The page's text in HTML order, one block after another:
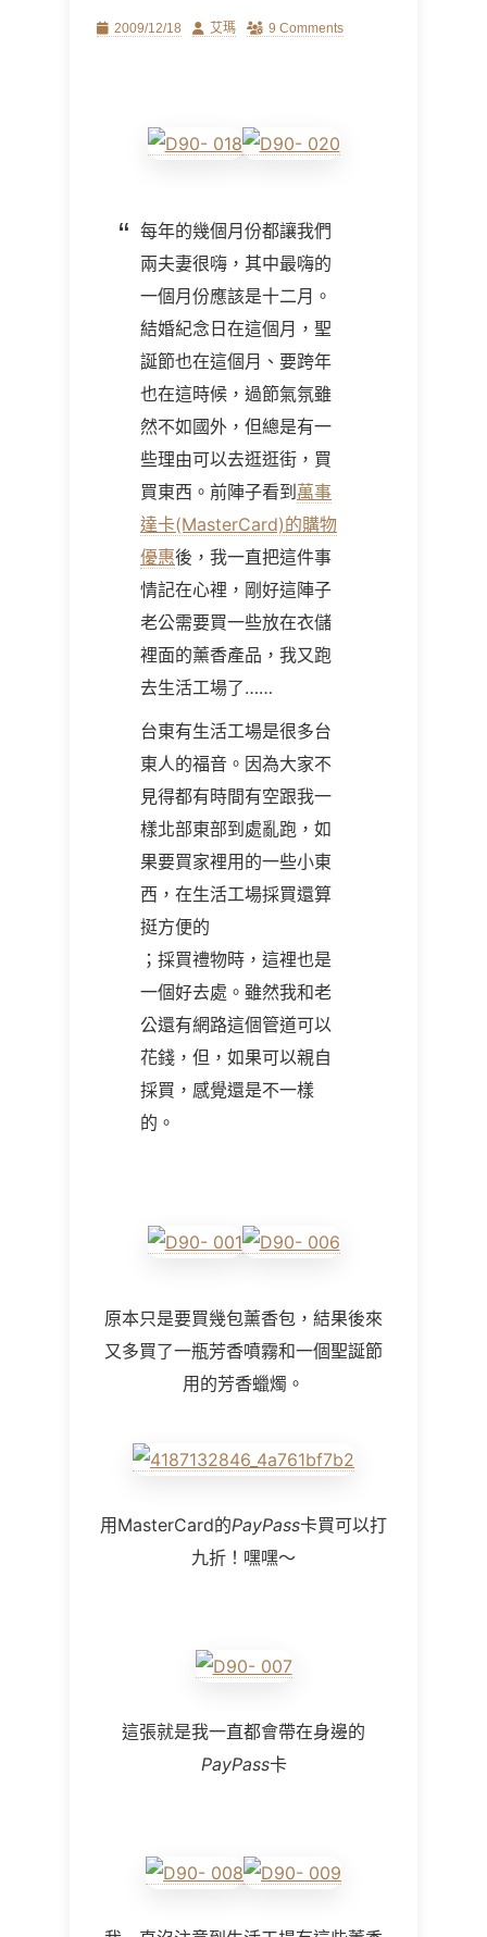
Posted
2009/12/18 Author
艾瑪 9 Comments
每年的幾個月份都讓我們
兩夫妻很嗨，其中最嗨的
一個月份應該是十二月。
結婚紀念日在這個月，聖
誕節也在這個月、要跨年
也在這時候，過節氣氛雖
然不如國外，但總是有一
些理由可以去逛逛街，買
買東西。前陣子看到 萬事
達卡(MasterCard)的購物
優惠後，我一直把這件事
情記在心裡，剛好這陣子
老公需要買一些放在衣儲
裡面的薰香產品，我又跑
去生活工場了……
台東有生活工場是很多台
東人的福音。因為大家不
見得都有時間有空跟我一
樣北部東部到處亂跑，如
果要買家裡用的一些小東
西，在生活工場採買還算
挺方便的
；採買禮物時，這裡也是
一個好去處。雖然我和老
公還有網路這個管道可以
花錢，但，如果可以親自
採買，感覺還是不一樣
的。
原本只是要買幾包薰香包，結果後來
又多買了一瓶芳香噴霧和一個聖誕節
用的芳香蠟燭。
用MasterCard的PayPass卡買可以打
九折！嘿嘿～
這張就是我一直都會帶在身邊的
PayPass卡